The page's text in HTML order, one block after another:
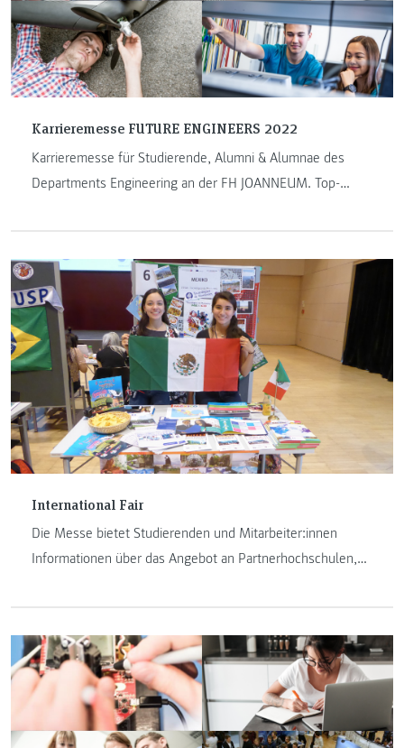
Karrieremesse FUTURE ENGINEERS 2022
Karrieremesse für Studierende, Alumni & Alumnae des
Departments Engineering an der FH JOANNEUM. Top-
Praktika oder die Praxis während eines dualen Studiums
sowie über aktuelle Stellenangebote.
International Fair
Die Messe bietet Studierenden und Mitarbeiter:innen
Informationen über das Angebot an Partnerhochschulen,
Einblick in unterschiedliche Länder und Kulturen.